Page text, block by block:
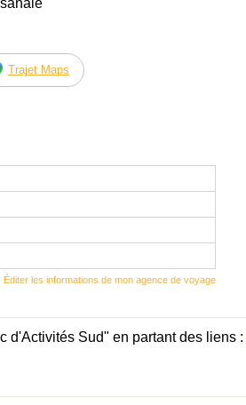
Trajet Maps
Éditer les informations de mon agence de voyage
d'Activités Sud" en partant des liens :